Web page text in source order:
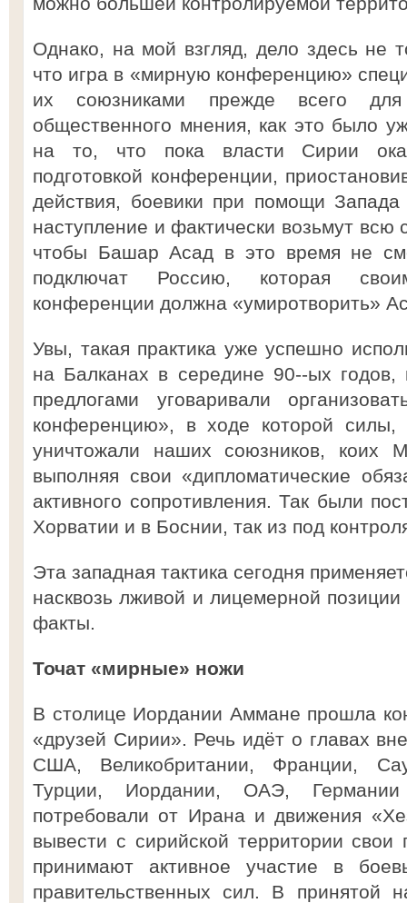
Однако, на мой взгляд, дело здесь не
что игра в «мирную конференцию»
их союзниками прежде всего для
общественного мнения, как это было
на то, что пока власти Сирии
подготовкой конференции,
действия, боевики при помощи Запада
наступление и фактически возьмут всю
чтобы Башар Асад в это время не
подключат Россию, которая
конференции должна «умиротворить»
Увы, такая практика уже успешно
на Балканах в середине 90--ых
предлогами уговаривали
конференцию», в ходе которой силы,
уничтожали наших союзников, коих
выполняя свои «дипломатические
активного сопротивления. Так были
Хорватии и в Боснии, так из под
Эта западная тактика сегодня
насквозь лживой и лицемерной
факты.
Точат «мирные» ножи
В столице Иордании Аммане прошла
«друзей Сирии». Речь идёт о главах
США, Великобритании, Франции,
Турции, Иордании, ОАЭ,
потребовали от Ирана и движения
вывести с сирийской территории свои
принимают активное участие в
правительственных сил. В принятой